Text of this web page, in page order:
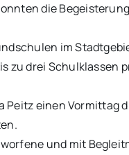
die
im
zu drei Schulklassen
einen Vormittag
und mit